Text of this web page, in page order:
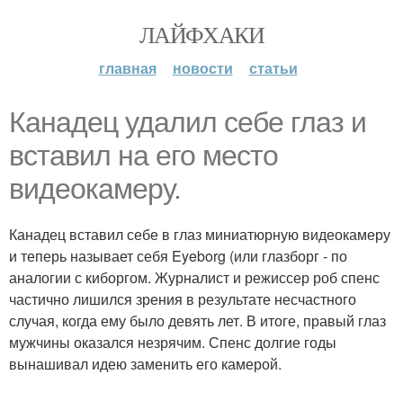
ЛАЙФХАКИ
главная новости статьи
Канадец удалил себе глаз и
вставил на его место
видеокамеру.
Канадец вставил себе в глаз миниатюрную видеокамеру
и теперь называет себя Eyeborg (или глазборг - по
аналогии с киборгом. Журналист и режиссер роб спенс
частично лишился зрения в результате несчастного
случая, когда ему было девять лет. В итоге, правый глаз
мужчины оказался незрячим. Спенс долгие годы
вынашивал идею заменить его камерой.